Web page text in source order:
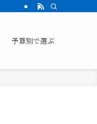
予算別で選ぶ